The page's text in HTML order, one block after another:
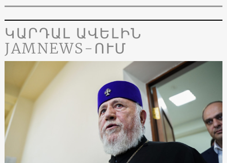
ԿԱՐԴԱԼ ԱՎԵԼԻՆ
JAMNEWS-ՈՒՄ